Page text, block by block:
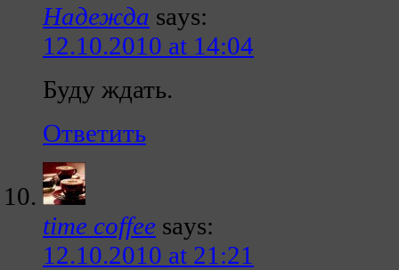
Надежда says:
12.10.2010 at 14:04
Буду ждать.
Ответить
time coffee says:
12.10.2010 at 21:21